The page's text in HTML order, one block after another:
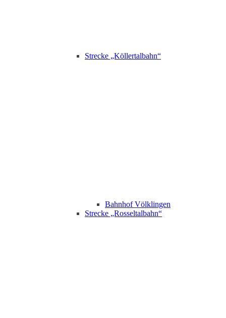
Strecke „Köllertalbahn“
Bahnhof Völklingen
Strecke „Rosseltalbahn“